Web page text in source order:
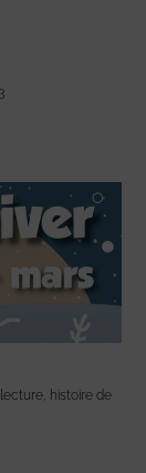
histoire de